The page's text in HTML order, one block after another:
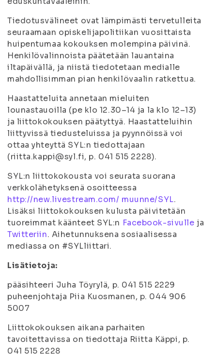
Tiedotusvälineet ovat lämpimästi tervetulleita
seuraamaan opiskelijapolitiikan vuosittaista
huipentumaa kokouksen molempina päivinä.
Henkilövalinnoista päätetään lauantaina
iltapäivällä, ja niistä tiedotetaan medialle
mahdollisimman pian henkilövaalin ratkettua.
Haastatteluita annetaan mieluiten
lounastauoilla (pe klo 12.30–14 ja la klo 12–13)
ja liittokokouksen päätyttyä. Haastatteluihin
liittyvissä tiedusteluissa ja pyynnöissä voi
ottaa yhteyttä SYL:n tiedottajaan
(riitta.kappi@syl.fi, p. 041 515 2228).
SYL:n liittokokousta voi seurata suorana
verkkolähetyksenä osoitteessa
http://new.livestream.com/ muunne/SYL.
Lisäksi liittokokouksen kulusta päivitetään
tuoreimmat käänteet SYL:n Facebook-sivulle ja
Twitteriin. Aihetunnuksena sosiaalisessa
mediassa on #SYLliittari.
Lisätietoja:
pääsihteeri Juha Töyrylä, p. 041 515 2229
puheenjohtaja Piia Kuosmanen, p. 044 906
5007
Liittokokouksen aikana parhaiten
tavoitettavissa on tiedottaja Riitta Käppi, p.
041 515 2228